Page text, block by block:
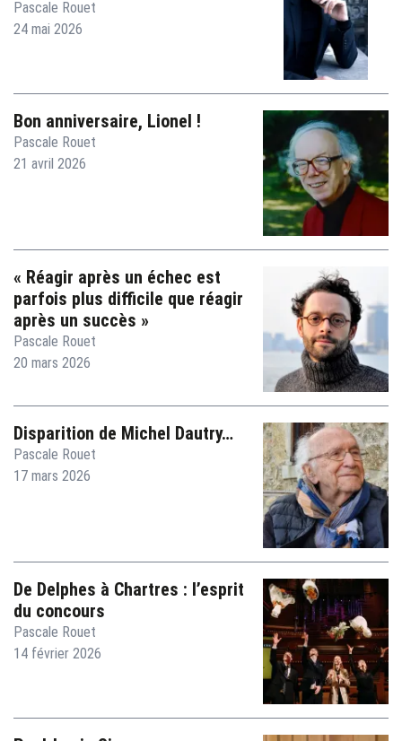
Pascale Rouet
24 mai 2026
Bon anniversaire, Lionel !
Pascale Rouet
21 avril 2026
« Réagir après un échec est
parfois plus difficile que réagir
après un succès »
Pascale Rouet
20 mars 2026
Disparition de Michel Dautry…
Pascale Rouet
17 mars 2026
De Delphes à Chartres : l’esprit
du concours
Pascale Rouet
14 février 2026